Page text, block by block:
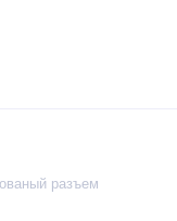
разъем